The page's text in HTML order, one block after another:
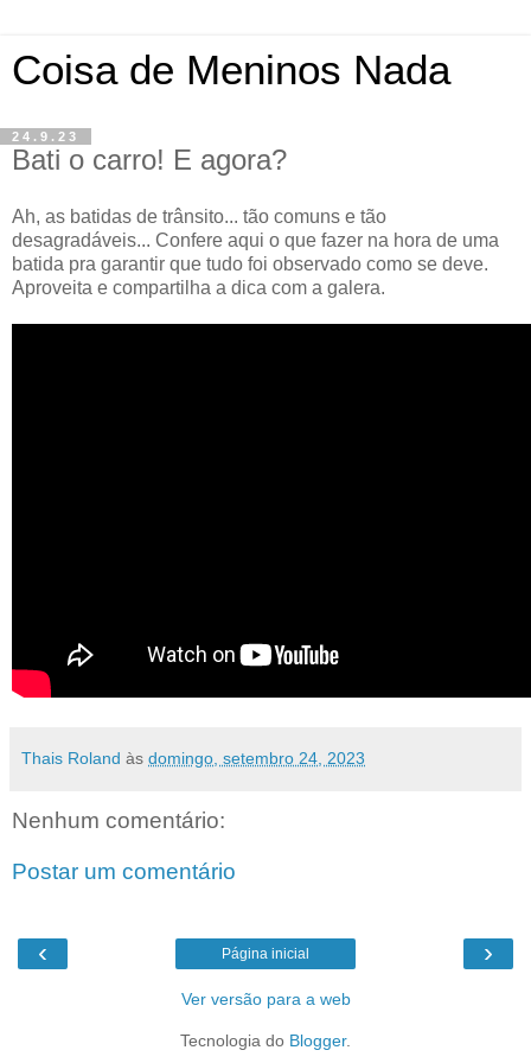
Coisa de Meninos Nada
24.9.23
Bati o carro! E agora?
Ah, as batidas de trânsito... tão comuns e tão
desagradáveis... Confere aqui o que fazer na hora de uma
batida pra garantir que tudo foi observado como se deve.
Aproveita e compartilha a dica com a galera.
Thais Roland às domingo, setembro 24, 2023
Nenhum comentário:
Postar um comentário
‹ ›
Página inicial
Ver versão para a web
Tecnologia do Blogger.